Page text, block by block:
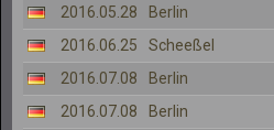
2016.05.28
Berlin
2016.06.25
Scheeßel
2016.07.08
Berlin
2016.07.08
Berlin